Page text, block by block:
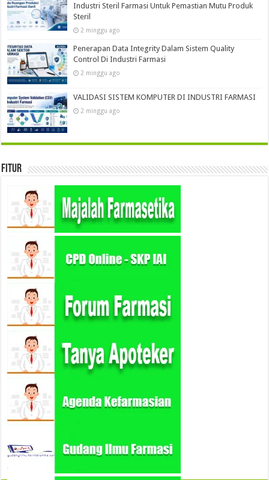
Industri Steril Farmasi Untuk Pemastian Mutu Produk
Steril
2 minggu ago
Penerapan Data Integrity Dalam Sistem Quality
Control Di Industri Farmasi
2 minggu ago
VALIDASI SISTEM KOMPUTER DI INDUSTRI FARMASI
2 minggu ago
Fitur